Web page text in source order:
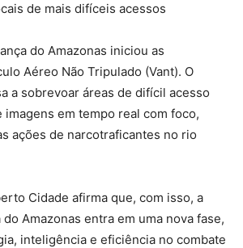
de mais difíceis acessos
do Amazonas iniciou as
Aéreo Não Tripulado (Vant). O
a sobrevoar áreas de difícil acesso
imagens em tempo real com foco,
ações de narcotraficantes no rio
Cidade afirma que, com isso, a
Amazonas entra em uma nova fase,
inteligência e eficiência no combate